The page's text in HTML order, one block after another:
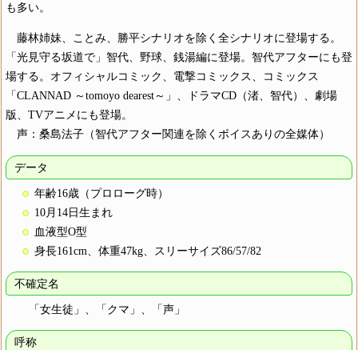
も多い。
藤林姉妹、ことみ、勝平シナリオを除く全シナリオに登場する。
「光見守る坂道で」智代、野球、銭湯編に登場。智代アフターにも登
場する。オフィシャルコミック、電撃コミックス、コミックス
「CLANNAD ～tomoyo dearest～」、ドラマCD（渚、智代）、劇場
版、TVアニメにも登場。
声：桑島法子（智代アフター関連を除くボイスありの全媒体）
データ
年齢16歳（プロローグ時）
10月14日生まれ
血液型O型
身長161cm、体重47kg、スリーサイズ86/57/82
不確定名
「女生徒」、「クマ」、「声」
呼称